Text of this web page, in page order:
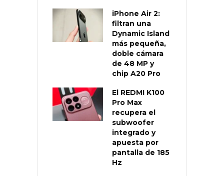
iPhone Air 2:
filtran una
Dynamic Island
más pequeña,
doble cámara
de 48 MP y
chip A20 Pro
El REDMI K100
Pro Max
recupera el
subwoofer
integrado y
apuesta por
pantalla de 185
Hz